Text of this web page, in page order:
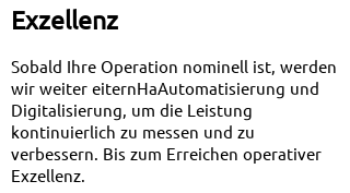
Exzellenz
Sobald Ihre Operation nominell ist, werden
wir weiter eiternHaAutomatisierung und
Digitalisierung, um die Leistung
kontinuierlich zu messen und zu
verbessern. Bis zum Erreichen operativer
Exzellenz.